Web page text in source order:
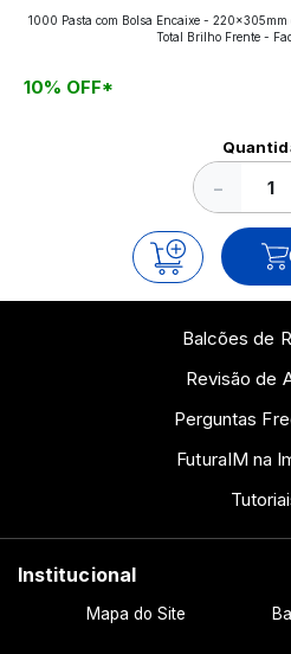
aplicados nos impressos da
continue a leitura que
1000 Pasta com Bolsa Encaixe -
Total Brilho Frente -
10% OFF*
−
Balcões de
Revisão de
Perguntas
FuturaIM na
Institucional
Mapa do Site